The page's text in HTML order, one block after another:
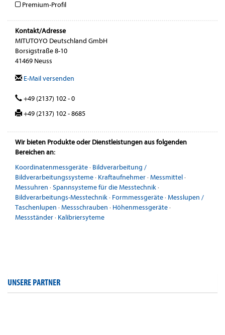
Premium-Profil
Kontakt/Adresse
MITUTOYO Deutschland GmbH
Borsigstraße 8-10
41469 Neuss
E-Mail versenden
+49 (2137) 102 - 0
+49 (2137) 102 - 8685
Wir bieten Produkte oder Dienstleistungen aus folgenden
Bereichen an:
Koordinatenmessgeräte· Bildverarbeitung /
Bildverarbeitungssysteme· Kraftaufnehmer·Messmittel·
Messuhren ·Spannsysteme für die Messtechnik·
Bildverarbeitungs-Messtechnik· Formmessgeräte·Messlupen /
Taschenlupen ·Messschrauben · Höhenmessgeräte·
Messständer· Kalibriersyteme
UNSERE PARTNER